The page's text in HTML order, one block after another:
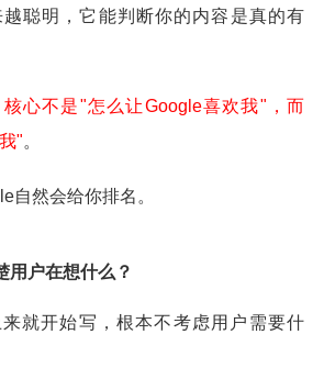
聪明，它能判断你的内容是真的有
心不是"怎么让Google喜欢我"，而
"。
自然会给你排名。
用户在想什么？
就开始写，根本不考虑用户需要什